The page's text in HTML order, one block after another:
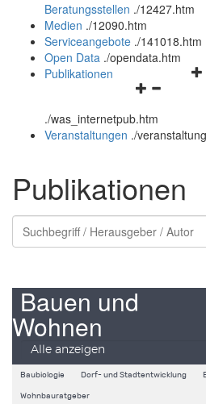
und
schließen
Beratungsstellen ./12427.htm
Medien ./12090.htm
Serviceangebote ./141018.htm
Open Data ./opendata.htm
und
schließen
Publikationen
./was_internetpub.htm
Veranstaltungen ./
Publikationen
Bauen und
Wohnen
Alle anzeigen
Baubiologie Dorf- und Stadtentwicklung
Wohnbauratgeber